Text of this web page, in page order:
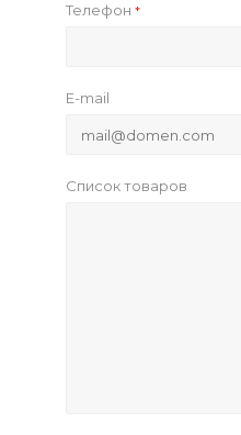
Телефон *
E-mail
Список товаров